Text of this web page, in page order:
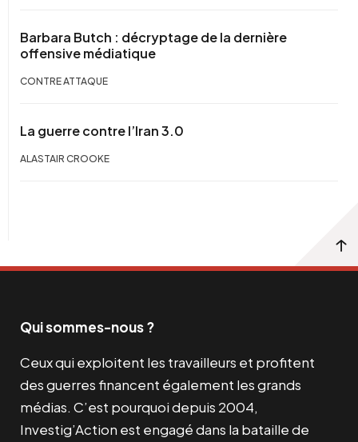
Barbara Butch : décryptage de la dernière
offensive médiatique
CONTRE ATTAQUE
La guerre contre l’Iran 3.0
ALASTAIR CROOKE
Qui sommes-nous ?
Ceux qui exploitent les travailleurs et profitent
des guerres financent également les grands
médias. C’est pourquoi depuis 2004,
Investig’Action est engagé dans la bataille de